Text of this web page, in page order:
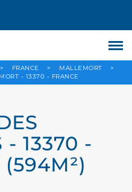
> FRANCE > MALLEMORT
>
- 13370 - FRANCE
- 13370 -